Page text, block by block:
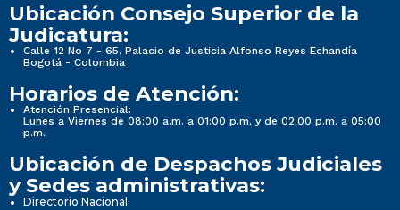
Ubicación Consejo Superior de la
Judicatura:
Calle 12 No 7 - 65, Palacio de Justicia Alfonso Reyes Echandía
Bogotá - Colombia
Horarios de Atención:
Atención Presencial:
Lunes a Viernes de 08:00 a.m. a 01:00 p.m. y de 02:00 p.m. a 05:00
p.m.
Ubicación de Despachos Judiciales
y Sedes administrativas:
Directorio Nacional